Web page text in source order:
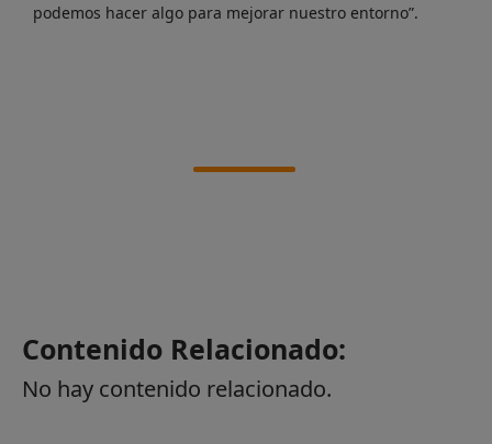
podemos hacer algo para mejorar nuestro entorno”.
Contenido Relacionado:
No hay contenido relacionado.